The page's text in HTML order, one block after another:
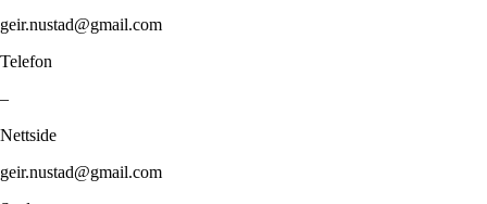
geir.nustad@gmail.com
Telefon
–
Nettside
geir.nustad@gmail.com